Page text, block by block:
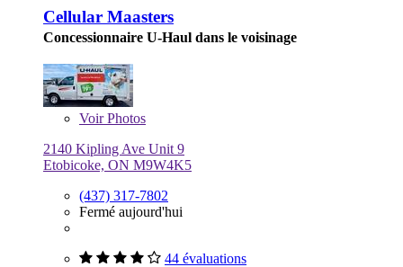
Cellular Maasters
Concessionnaire U-Haul dans le voisinage
VoirPhotos
2140 Kipling Ave Unit 9
Etobicoke, ON M9W4K5
(437) 317-7802
Fermé aujourd'hui
44 évaluations